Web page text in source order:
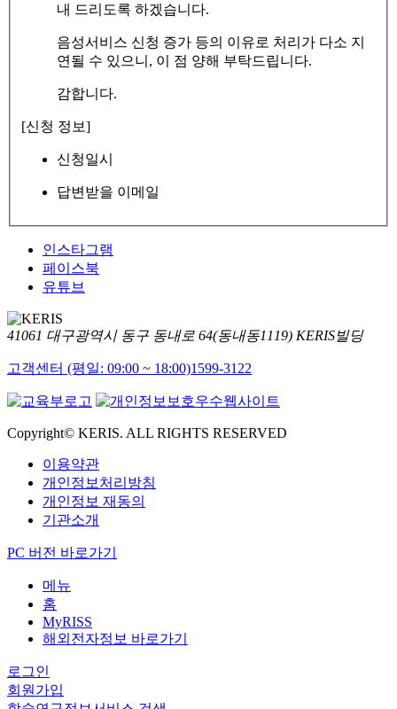
내 드리도록 하겠습니다.
음성서비스 신청 증가 등의 이유로 처리가 다소 지
연될 수 있으니, 이 점 양해 부탁드립니다.
감합니다.
[신청 정보]
신청일시
답변받을 이메일
인스타그램
페이스북
유튜브
41061 대구광역시 동구 동내로 64(동내동1119) KERIS빌딩
고객센터 (평일: 09:00 ~ 18:00)1599-3122
Copyright© KERIS. ALL RIGHTS RESERVED
이용약관
개인정보처리방침
개인정보 재동의
기관소개
PC 버전 바로가기
메뉴
홈
MyRISS
해외전자정보 바로가기
로그인
회원가입